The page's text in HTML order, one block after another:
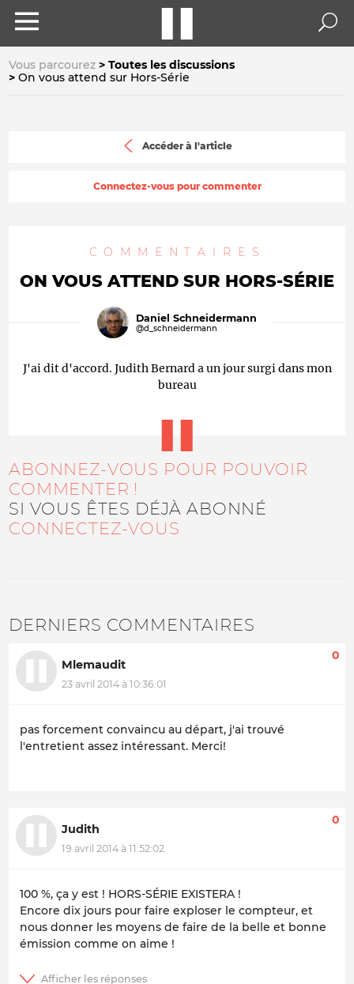
Vous parcourez
Toutes les discussions
On vous attend sur Hors-Série
Accéder à l'article
Connectez-vous pour commenter
COMMENTAIRES
ON VOUS ATTEND SUR HORS-SÉRIE
Daniel Schneidermann
@d_schneidermann
J'ai dit d'accord. Judith Bernard a un jour surgi dans mon
bureau
ABONNEZ-VOUS POUR POUVOIR
COMMENTER !
SI VOUS ÊTES DÉJÀ ABONNÉ
CONNECTEZ-VOUS
DERNIERS COMMENTAIRES
Mlemaudit
23 avril 2014 à 10:36:01
0
pas forcement convaincu au départ, j'ai trouvé
l'entretient assez intéressant. Merci!
Judith
19 avril 2014 à 11:52:02
0
100 %, ça y est ! HORS-SÉRIE EXISTERA !
Encore dix jours pour faire exploser le compteur, et
nous donner les moyens de faire de la belle et bonne
émission comme on aime !